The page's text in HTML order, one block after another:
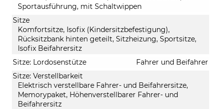
Sportausführung, mit Schaltwippen
Sitze
Komfortsitze, Isofix (Kindersitzbefestigung),
Rücksitzbank hinten geteilt, Sitzheizung, Sportsitze,
Isofix Beifahrersitz
Sitze: Lordosenstütze
Fahrer und Beifahrer
Sitze: Verstellbarkeit
Elektrisch verstellbare Fahrer- und Beifahrersitze,
Memorypaket, Höhenverstellbarer Fahrer- und
Beifahrersitz